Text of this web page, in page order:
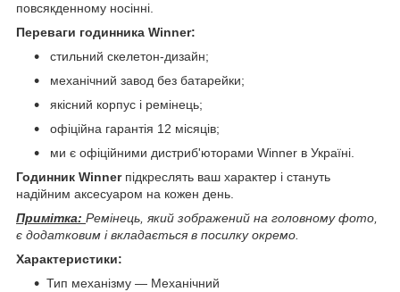
повсякденному носінні.
Переваги годинника Winner:
стильний скелетон-дизайн;
механічний завод без батарейки;
якісний корпус і ремінець;
офіційна гарантія 12 місяців;
ми є офіційними дистриб'юторами Winner в Україні.
Годинник Winner підкреслять ваш характер і стануть
надійним аксесуаром на кожен день.
Примітка: Ремінець, який зображений на головному фото,
є додатковим і вкладається в посилку окремо.
Характеристики:
Тип механізму — Механічний